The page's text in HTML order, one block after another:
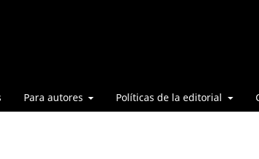
Para autores Políticas de la editorial